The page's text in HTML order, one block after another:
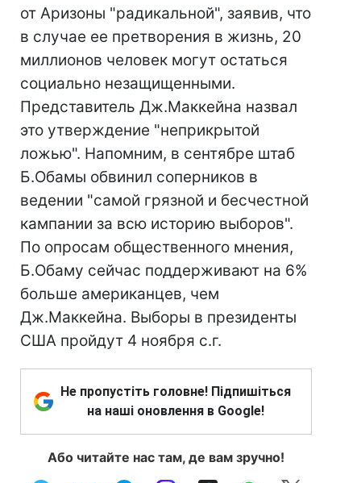
от Аризоны "радикальной", заявив, что
в случае ее претворения в жизнь, 20
миллионов человек могут остаться
социально незащищенными.
Представитель Дж.Маккейна назвал
это утверждение "неприкрытой
ложью". Напомним, в сентябре штаб
Б.Обамы обвинил соперников в
ведении "самой грязной и бесчестной
кампании за всю историю выборов".
По опросам общественного мнения,
Б.Обаму сейчас поддерживают на 6%
больше американцев, чем
Дж.Маккейна. Выборы в президенты
США пройдут 4 ноября с.г.
Не пропустіть головне! Підпишіться
на наші оновлення в Google!
Або читайте нас там, де вам зручно!